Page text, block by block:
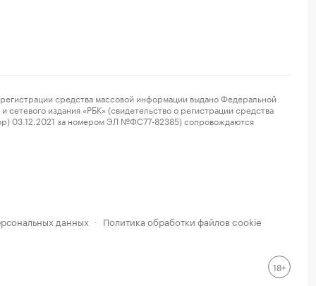
средства массовой информации выдано Федеральной
издания «РБК» (свидетельство о регистрации средства
03.12.2021 за номером ЭЛ №ФС77-82385) сопровождаются
данных · Политика обработки файлов cookie
18+